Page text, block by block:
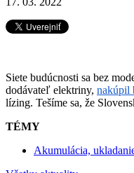
Siete budúcnosti sa bez
dodávateľ elektriny, nakúpil
lízing. Tešíme sa, že
TÉMY
Akumulácia,